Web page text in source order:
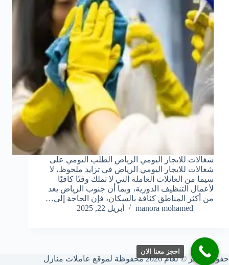
شغالات للايجار اليومي الرياض الطلب اليومي على
شغالات للايجار اليومي الرياض في تزايد ملحوظ، لا
سيما من العائلات العاملة التي لا تملك وقتًا كافيًا
لأعمال التنظيف الدورية، وبما أن جنوب الرياض يعد
من أكثر المناطق كثافة بالسكان، فإن الحاجة إلى…
manora mohamed
أبريل 22, 2025
حقوق النشر © لعام 2026 محفوظة لموقع عاملات منازل
احجز معنا الان